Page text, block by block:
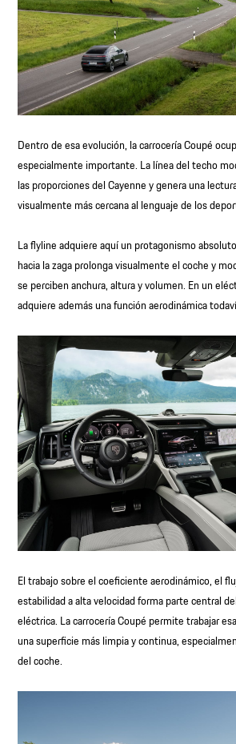
Dentro de esa evolución, la carrocería Coupé
especialmente importante. La línea del techo
las proporciones del Cayenne y genera una
visualmente más cercana al lenguaje de los
La flyline adquiere aquí un protagonismo
hacia la zaga prolonga visualmente el coche y
se perciben anchura, altura y volumen. En un
adquiere además una función aerodinámica
El trabajo sobre el coeficiente aerodinámico, el
estabilidad a alta velocidad forma parte central
eléctrica. La carrocería Coupé permite trabajar
una superficie más limpia y continua,
del coche.